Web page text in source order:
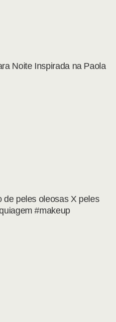
Noite Inspirada na Paola
de peles oleosas X peles
#makeup